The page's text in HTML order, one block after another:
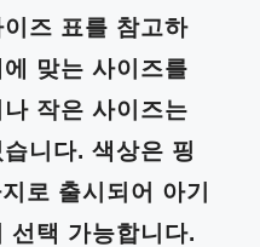
즈 표를 참고하
맞는 사이즈를
작은 사이즈는
니다. 색상은 핑
로 출시되어 아기
선택 가능합니다.